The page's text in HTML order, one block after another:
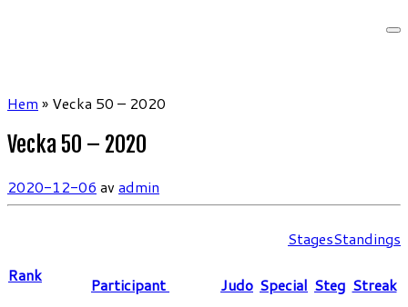
Hem » Vecka 50 – 2020
Vecka 50 – 2020
2020-12-06 av admin
StagesStandings
Rank
Participant Judo Special Steg Streak